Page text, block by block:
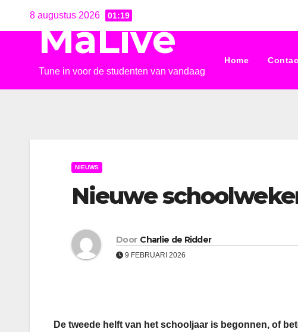
8 augustus 2026 01:19
MaLive
Tune in voor de studenten van vandaag
Home
NIEUWS
Nieuwe
Door Charlie de Ridder
9 FEBRUARI 2026
De tweede helft van het schooljaar is begonnen, of